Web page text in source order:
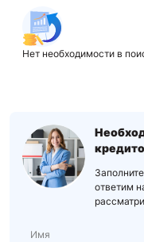
Нет необходимости в
ответим
Имя